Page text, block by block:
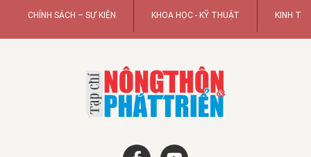
CHÍNH SÁCH – SỰ KIỆN KHOA HỌC - KỸ THUẬT KINH TẾ